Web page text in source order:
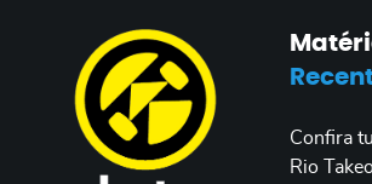
Confira
Rio